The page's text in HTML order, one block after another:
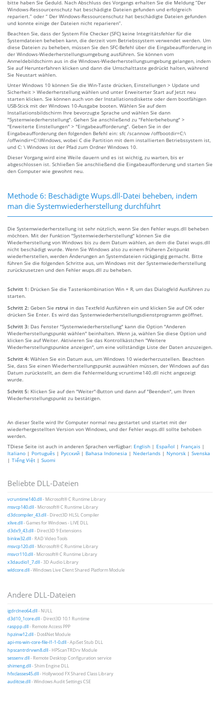
bitte haben Sie Geduld. Nach Abschluss des Vorgangs erhalten Sie die Meldung “Der
Windows-Ressourcenschutz hat beschädigte Dateien gefunden und erfolgreich
repariert.” oder “ Der Windows-Ressourcenschutz hat beschädigte Dateien gefunden
und konnte einige der Dateien nicht reparieren”.
Beachten Sie, dass der System File Checker (SFC) keine Integritätsfehler für die
Systemdateien beheben kann, die derzeit vom Betriebssystem verwendet werden. Um
diese Dateien zu beheben, müssen Sie den SFC-Befehl über die Eingabeaufforderung in
der Windows-Wiederherstellungsumgebung ausführen. Sie können vom
Anmeldebildschirm aus in die Windows-Wiederherstellungsumgebung gelangen, indem
Sie auf Herunterfahren klicken und dann die Umschalttaste gedrückt halten, während
Sie Neustart wählen.
Unter Windows 10 können Sie die Win-Taste drücken, Einstellungen > Update und
Sicherheit > Wiederherstellung wählen und unter Erweiterter Start auf Jetzt neu
starten klicken. Sie können auch von der Installationsdiskette oder dem bootfähigen
USB-Stick mit der Windows 10-Ausgabe booten. Wählen Sie auf dem
Installationsbildschirm Ihre bevorzugte Sprache und wählen Sie dann
"Systemwiederherstellung". Gehen Sie anschließend zu "Fehlerbehebung" >
"Erweiterte Einstellungen" > "Eingabeaufforderung". Geben Sie in der
Eingabeaufforderung den folgenden Befehl ein: sfc /scannow /offbootdir=C:\
/offwindir=C:\Windows, wobei C die Partition mit dem installierten Betriebssystem ist,
und C: \ Windows ist der Pfad zum Ordner Windows 10.
Dieser Vorgang wird eine Weile dauern und es ist wichtig, zu warten, bis er
abgeschlossen ist. Schließen Sie anschließend die Eingabeaufforderung und starten Sie
den Computer wie gewohnt neu.
Methode 6: Beschädigte Wups.dll-Datei beheben, indem
man die Systemwiederherstellung durchführt
Die Systemwiederherstellung ist sehr nützlich, wenn Sie den Fehler wups.dll beheben
möchten. Mit der Funktion "Systemwiederherstellung" können Sie die
Wiederherstellung von Windows bis zu dem Datum wählen, an dem die Datei wups.dll
nicht beschädigt wurde. Wenn Sie Windows also zu einem früheren Zeitpunkt
wiederherstellen, werden Änderungen an Systemdateien rückgängig gemacht. Bitte
führen Sie die folgenden Schritte aus, um Windows mit der Systemwiederherstellung
zurückzusetzen und den Fehler wups.dll zu beheben.
Schritt 1: Drücken Sie die Tastenkombination Win + R, um das Dialogfeld Ausführen zu
starten.
Schritt 2: Geben Sie rstrui in das Textfeld Ausführen ein und klicken Sie auf OK oder
drücken Sie Enter. Es wird das Systemwiederherstellungsdienstprogramm geöffnet.
Schritt 3: Das Fenster "Systemwiederherstellung" kann die Option "Anderen
Wiederherstellungspunkt wählen" beinhalten. Wenn ja, wählen Sie diese Option und
klicken Sie auf Weiter. Aktivieren Sie das Kontrollkästchen "Weitere
Wiederherstellungspunkte anzeigen", um eine vollständige Liste der Daten anzuzeigen.
Schritt 4: Wählen Sie ein Datum aus, um Windows 10 wiederherzustellen. Beachten
Sie, dass Sie einen Wiederherstellungspunkt auswählen müssen, der Windows auf das
Datum zurückstellt, an dem die Fehlermeldung vcruntime140.dll nicht angezeigt
wurde.
Schritt 5: Klicken Sie auf den "Weiter"-Button und dann auf "Beenden", um Ihren
Wiederherstellungspunkt zu bestätigen.
An dieser Stelle wird Ihr Computer normal neu gestartet und startet mit der
wiederhergestellten Version von Windows, und der Fehler wups.dll sollte behoben
werden.
TDiese Seite ist auch in anderen Sprachen verfügbar: English | Español | Français |
Italiano | Português | Русский | Bahasa Indonesia | Nederlands | Nynorsk | Svenska
| Tiếng Việt | Suomi
Beliebte DLL-Dateien
vcruntime140.dll- Microsoft® C Runtime Library
msvcp140.dll- Microsoft® C Runtime Library
d3dcompiler_43.dll- Direct3D HLSL Compiler
xlive.dll- Games for Windows - LIVE DLL
d3dx9_43.dll- Direct3D 9 Extensions
binkw32.dll- RAD Video Tools
msvcp120.dll- Microsoft® C Runtime Library
msvcr110.dll- Microsoft® C Runtime Library
x3daudio1_7.dll- 3D Audio Library
wldcore.dll- Windows Live Client Shared Platform Module
Andere DLL-Dateien
igdrclneo64.dll- NULL
d3d10_1core.dll- Direct3D 10.1 Runtime
rasppp.dll- Remote Access PPP
hpzinw12.dll- Dot4Net Module
api-ms-win-core-file-l1-1-0.dll- ApiSet Stub DLL
hpscantrdrvwn8.dll- HPScanTRDrv Module
sessenv.dll- Remote Desktop Configuration service
shimeng.dll- Shim Engine DLL
hfxclasses45.dll- Hollywood FX Shared Class Library
auditcse.dll- Windows Audit Settings CSE